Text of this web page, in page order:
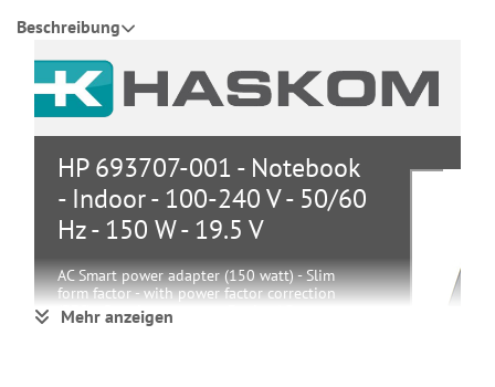
Beschreibung
HP 693707-001 - Notebook
- Indoor - 100-240 V - 50/60
Hz - 150 W - 19.5 V
AC Smart power adapter (150 watt) - Slim
form factor - with power factor correction
(PFC) - Requires separate 3-wire AC power
cord
Mehr anzeigen